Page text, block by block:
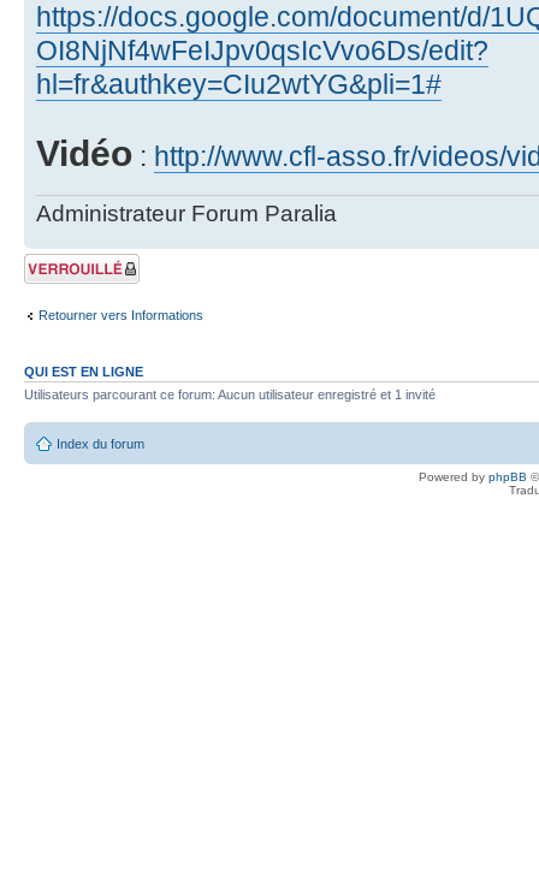
https://docs.google.com/document/d/
OI8NjNf4wFeIJpv0qsIcVvo6Ds/edit?
hl=fr&authkey=CIu2wtYG&pli=1#
Vidéo : http://www.cfl-asso.fr/videos/
Administrateur Forum Paralia
Sujet verrouillé
Retourner vers Informations
QUI EST EN LIGNE
Utilisateurs parcourant ce forum: Aucun utilisateur enregistré et 1 invité
Index du forum
Powered by phpBB